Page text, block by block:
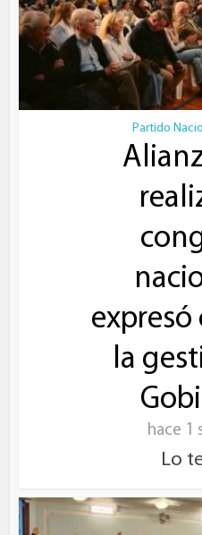
Partido
expresó
la
hace 1
Lo